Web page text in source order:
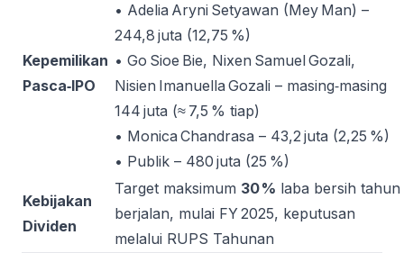
Kepemilikan
Pasca‑IPO
• Adelia Aryni Setyawan (Mey Man) –
244,8 juta (12,75 %)
• Go Sioe Bie, Nixen Samuel Gozali,
Nisien Imanuella Gozali – masing‑masing
144 juta (≈ 7,5 % tiap)
• Monica Chandrasa – 43,2 juta (2,25 %)
• Publik – 480 juta (25 %)
Kebijakan
Dividen
Target maksimum 30 % laba bersih tahun
berjalan, mulai FY 2025, keputusan
melalui RUPS Tahunan